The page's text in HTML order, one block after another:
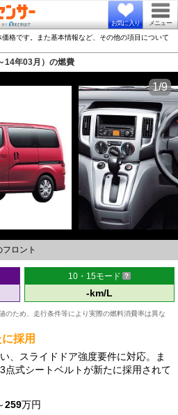
お気に入り メニュー
格です。また基本情報など、その他の項目について
14年03月）の燃費
ロント
1/9
10・15モード
-km/L
ため、走行条件等により実際の燃料消費率は異な
採用
、スライドドア強度要件に対応。ま
点式シートベルトが新たに採用されて
259万円